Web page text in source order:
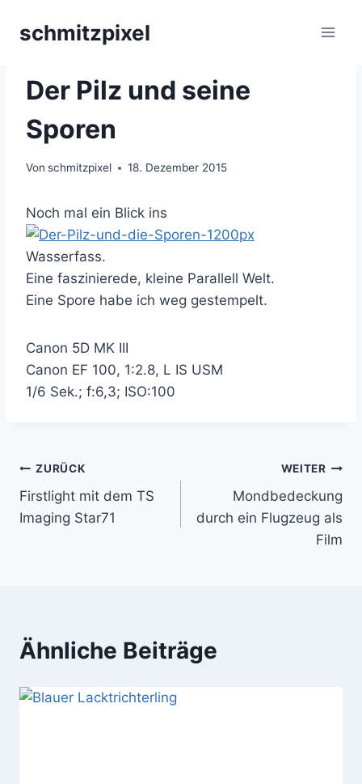
Inhaltschmitzpixel
Der Pilz und seine
Sporen
Von schmitzpixel 18. Dezember 2015
Noch mal ein Blick ins
Wasserfass.
Eine faszinierede, kleine Parallell Welt.
Eine Spore habe ich weg gestempelt.
Canon 5D MK III
Canon EF 100, 1:2.8, L IS USM
1/6 Sek.; f:6,3; ISO:100
Beitragsnavigation
ZURÜCK
Firstlight mit dem TS
Imaging Star71
WEITER
Mondbedeckung
durch ein Flugzeug als
Film
Ähnliche Beiträge